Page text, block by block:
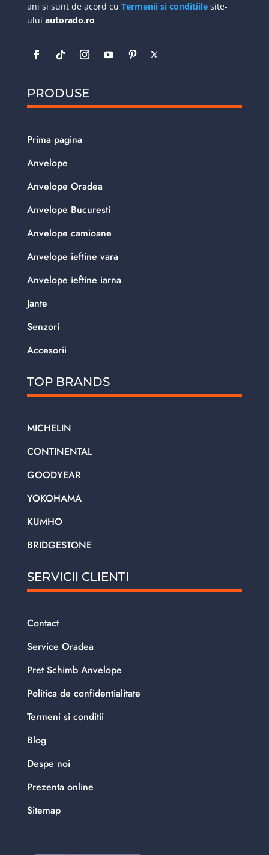
ani si sunt de acord cu Termenii si conditiilesite-
ului autorado.ro
PRODUSE
Prima pagina
Anvelope
Anvelope Oradea
Anvelope Bucuresti
Anvelope camioane
Anvelope ieftine vara
Anvelope ieftine iarna
Jante
Senzori
Accesorii
TOP BRANDS
MICHELIN
CONTINENTAL
GOODYEAR
YOKOHAMA
KUMHO
BRIDGESTONE
SERVICII CLIENTI
Contact
Service Oradea
Pret Schimb Anvelope
Politica de confidentialitate
Termeni si conditii
Blog
Despe noi
Prezenta online
Sitemap